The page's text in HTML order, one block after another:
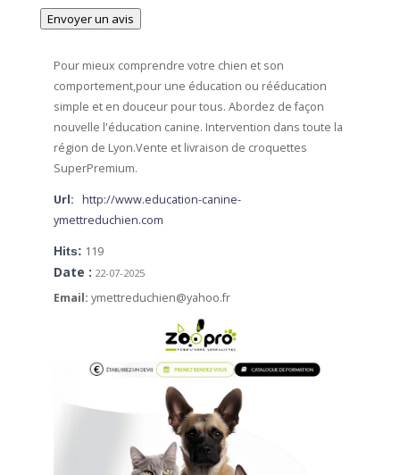
Envoyer un avis
Pour mieux comprendre votre chien et son
comportement,pour une éducation ou rééducation
simple et en douceur pour tous. Abordez de façon
nouvelle l'éducation canine. Intervention dans toute la
région de Lyon.Vente et livraison de croquettes
SuperPremium.
Url: http://www.education-canine-
ymettreduchien.com
Hits: 119
Date : 22-07-2025
Email: ymettreduchien@yahoo.fr